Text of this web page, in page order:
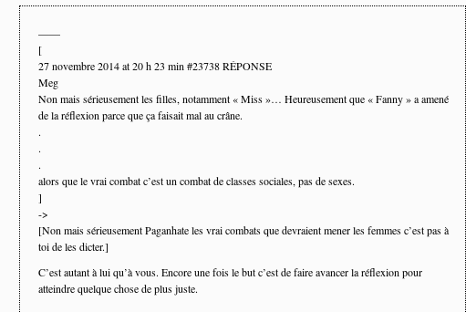
——
[
27 novembre 2014 at 20 h 23 min #23738 RÉPONSE
Meg
Non mais sérieusement les filles, notamment « Miss »… Heureusement que « Fanny » a amené
de la réflexion parce que ça faisait mal au crâne.
.
.
.
alors que le vrai combat c’est un combat de classes sociales, pas de sexes.
]
->
[Non mais sérieusement Paganhate les vrai combats que devraient mener les femmes c’est pas à
toi de les dicter.]
C’est autant à lui qu’à vous. Encore une fois le but c’est de faire avancer la réflexion pour
atteindre quelque chose de plus juste.